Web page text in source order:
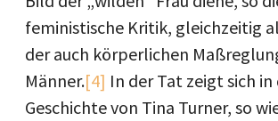
feministische Kritik, gleichzeitig
der auch körperlichen
Männer.[4] In der Tat zeigt sich in
Geschichte von Tina Turner, so